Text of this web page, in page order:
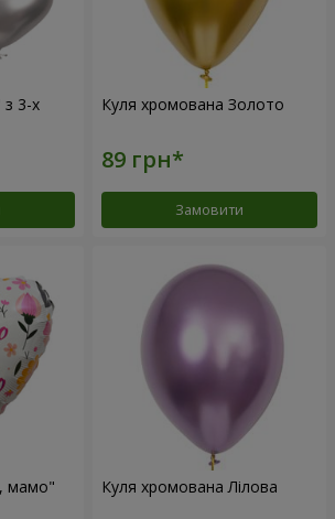
з 3-х Куля хромована Золото
Замовити
мамо" Куля хромована Лілова